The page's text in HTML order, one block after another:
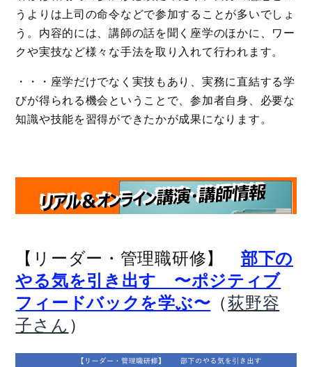
うよりは上司の命令などで参加することが多いでしょ
う。内容的には、講師の話を聞く座学のほかに、ワー
クや実技など様々な手法を取り入れて行われます。
・・・座学だけでなく実技もあり、実務に直結する学
びが得られる機会ということで、参加者自身、必要な
知識や技能を習得ができたかが成果になります。
【リーダー・管理職研修】 部下の
やる気を引き出す 〜ポジティブ
フィードバックを学ぶ〜 （荻野容
子さん ）